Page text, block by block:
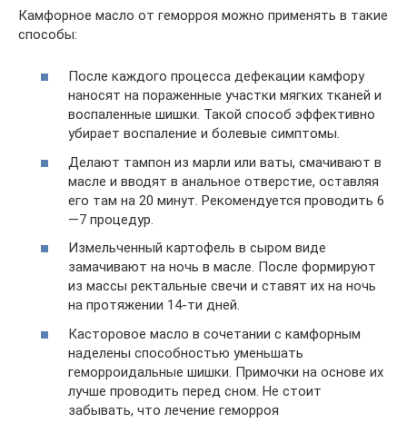
Камфорное масло от геморроя можно применять в такие
способы:
После каждого процесса дефекации камфору
наносят на пораженные участки мягких тканей и
воспаленные шишки. Такой способ эффективно
убирает воспаление и болевые симптомы.
Делают тампон из марли или ваты, смачивают в
масле и вводят в анальное отверстие, оставляя
его там на 20 минут. Рекомендуется проводить 6
—7 процедур.
Измельченный картофель в сыром виде
замачивают на ночь в масле. После формируют
из массы ректальные свечи и ставят их на ночь
на протяжении 14-ти дней.
Касторовое масло в сочетании с камфорным
наделены способностью уменьшать
геморроидальные шишки. Примочки на основе их
лучше проводить перед сном. Не стоит
забывать, что лечение геморроя